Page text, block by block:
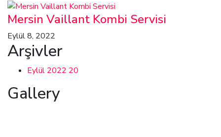
Mersin Vaillant Kombi Servisi
Eylül 8, 2022
Arşivler
Eylül 2022 20
Gallery